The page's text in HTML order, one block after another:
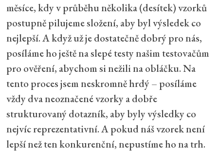
měsíce, kdy v průběhu několika (desítek) vzorků
postupně pilujeme složení, aby byl výsledek co
nejlepší. A když už je dostatečně dobrý pro nás,
posíláme ho ještě na slepé testy našim testovačům
pro ověření, abychom si nežili na obláčku. Na
tento proces jsem neskromně hrdý – posíláme
vždy dva neoznačené vzorky a dobře
strukturovaný dotazník, aby byly výsledky co
nejvíc reprezentativní. A pokud náš vzorek není
lepší než ten konkurenční, nepustíme ho na trh.